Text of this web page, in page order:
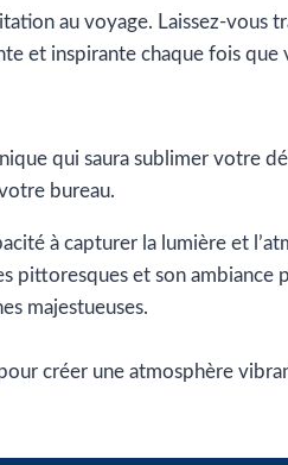
au voyage. Laissez-vous
et inspirante chaque fois
qui saura sublimer
bureau.
à capturer la lumière et
pittoresques et son ambiance
majestueuses.
créer une atmosphère